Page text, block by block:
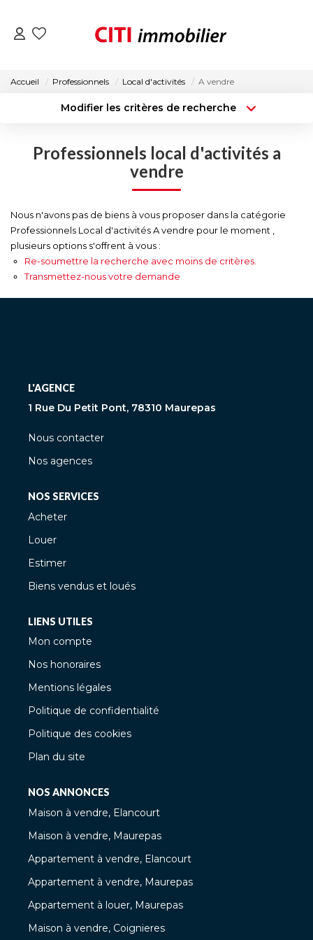
LOCATIONS
ESTIMATION
NOS AGENCES
ACTUALITÉS
CONTACT
Accueil Professionnels Local d'activités A vendre
Modifier les critères de recherche
Type de bien
Surface min
Créer une alerte
Professionnels local d'activités a
vendre
Nous n'avons pas de biens à vous proposer dans la catégorie
Professionnels Local d'activités A vendre pour le moment ,
plusieurs options s'offrent à vous :
Re-soumettre la recherche avec moins de critères.
Transmettez-nous votre demande
L'AGENCE
1 Rue Du Petit Pont, 78310 Maurepas
Nous contacter
Nos agences
NOS SERVICES
Acheter
Louer
Estimer
Biens vendus et loués
LIENS UTILES
Mon compte
Nos honoraires
Mentions légales
Politique de confidentialité
Politique des cookies
Plan du site
NOS ANNONCES
Maison à vendre, Elancourt
Maison à vendre, Maurepas
Appartement à vendre, Elancourt
Appartement à vendre, Maurepas
Appartement à louer, Maurepas
Maison à vendre, Coignieres